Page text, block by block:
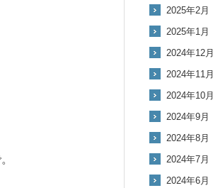
2025年2月
2025年1月
2024年12月
2024年11月
2024年10月
2024年9月
2024年8月
2024年7月
2024年6月